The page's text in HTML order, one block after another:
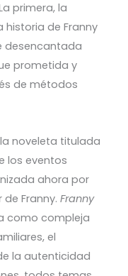
primera, la
historia de Franny
desencantada
prometida y
de métodos
noveleta titulada
los eventos
ahora por
Franny. Franny
como compleja
el
la autenticidad